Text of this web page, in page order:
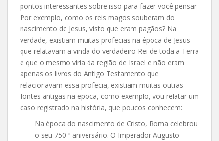
pontos interessantes sobre isso para fazer você pensar.
Por exemplo, como os reis magos souberam do
nascimento de Jesus, visto que eram pagãos? Na
verdade, existiam muitas profecias na época de Jesus
que relatavam a vinda do verdadeiro Rei de toda a Terra
e que o mesmo viria da região de Israel e não eram
apenas os livros do Antigo Testamento que
relacionavam essa profecia, existiam muitas outras
fontes antigas na época, como exemplo, vou relatar um
caso registrado na história, que poucos conhecem:
Na época do nascimento de Cristo, Roma celebrou
o seu 750 º aniversário. O Imperador Augusto